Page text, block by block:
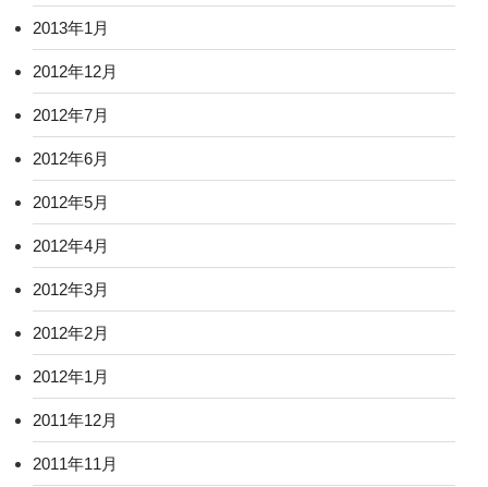
2013年1月
2012年12月
2012年7月
2012年6月
2012年5月
2012年4月
2012年3月
2012年2月
2012年1月
2011年12月
2011年11月